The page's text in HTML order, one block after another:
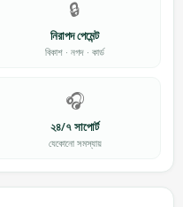
🔒
নিরাপদ পেমেন্ট
বিকাশ · নগদ · কার্ড
🎧
২৪/৭ সাপোর্ট
যেকোনো সমস্যায়